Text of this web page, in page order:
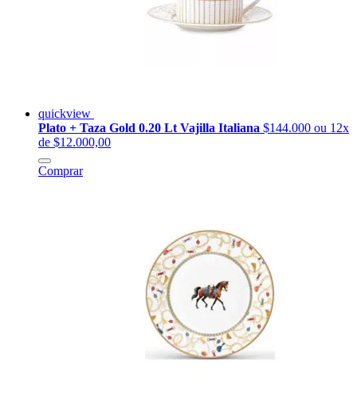
quickview
Plato + Taza Gold 0.20 Lt Vajilla Italiana $144.000 ou 12x
de $12.000,00
Comprar